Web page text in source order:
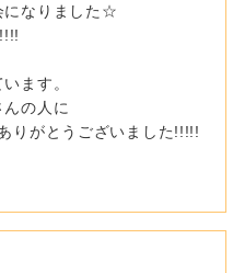
になりました☆
ます。
の人に
りがとうございました!!!!!